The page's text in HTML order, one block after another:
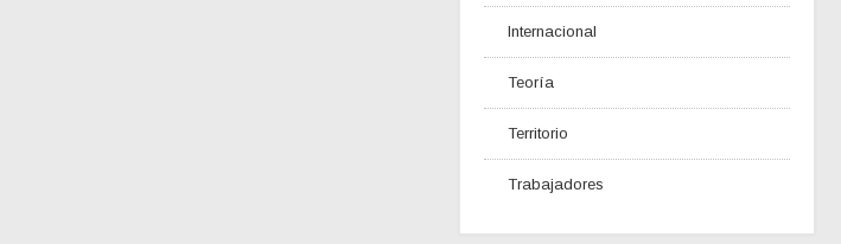
Internacional
Teoría
Territorio
Trabajadores